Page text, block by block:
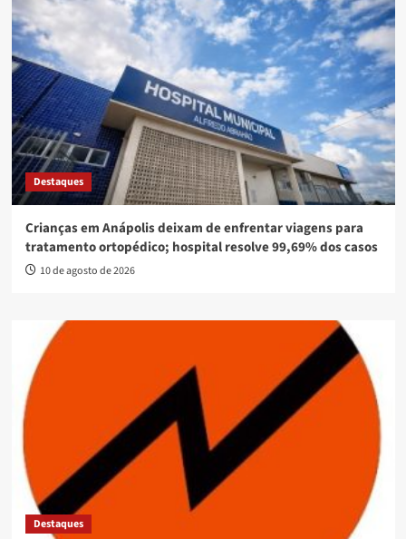
Destaques
Crianças em Anápolis deixam de enfrentar viagens para
tratamento ortopédico; hospital resolve 99,69% dos casos
10 de agosto de 2026
Destaques